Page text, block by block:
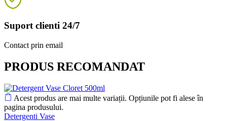
Suport clienti 24/7
Contact prin email
PRODUS RECOMANDAT
Acest produs are mai multe variații. Opțiunile pot fi alese în
pagina produsului.
Detergenti Vase